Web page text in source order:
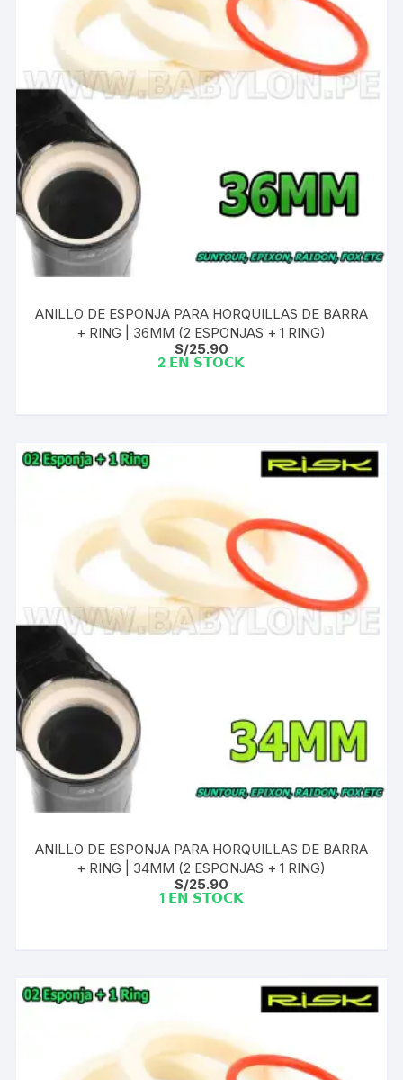
ANILLO DE ESPONJA PARA HORQUILLAS DE BARRA
+ RING | 36MM (2 ESPONJAS + 1 RING)
S/25.90
2 𝗘𝗡 𝗦𝗧𝗢𝗖𝗞
ANILLO DE ESPONJA PARA HORQUILLAS DE BARRA
+ RING | 34MM (2 ESPONJAS + 1 RING)
S/25.90
1 𝗘𝗡 𝗦𝗧𝗢𝗖𝗞